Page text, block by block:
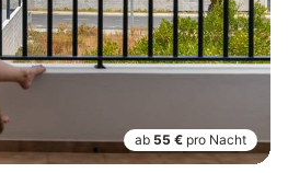
ab 55 € pro Nacht